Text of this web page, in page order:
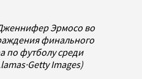
Эрмосо во
финального
по футболу среди
·Getty Images)